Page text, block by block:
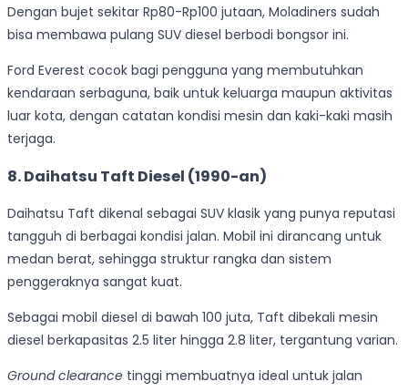
Dengan bujet sekitar Rp80-Rp100 jutaan, Moladiners sudah
bisa membawa pulang SUV diesel berbodi bongsor ini.
Ford Everest cocok bagi pengguna yang membutuhkan
kendaraan serbaguna, baik untuk keluarga maupun aktivitas
luar kota, dengan catatan kondisi mesin dan kaki-kaki masih
terjaga.
8. Daihatsu Taft Diesel (1990-an)
Daihatsu Taft dikenal sebagai SUV klasik yang punya reputasi
tangguh di berbagai kondisi jalan. Mobil ini dirancang untuk
medan berat, sehingga struktur rangka dan sistem
penggeraknya sangat kuat.
Sebagai mobil diesel di bawah 100 juta, Taft dibekali mesin
diesel berkapasitas 2.5 liter hingga 2.8 liter, tergantung varian.
Ground clearance tinggi membuatnya ideal untuk jalan